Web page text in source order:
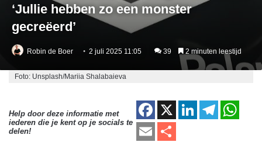
‘Jullie hebben zo een monster
gecreëerd’
Robin de Boer 2 juli 2025 11:05 39 2 minuten leestijd
Foto: Unsplash/Mariia Shalabaieva
Help door deze informatie met
iederen die je kent op je socials te
delen!
F
a
X
Li T
E